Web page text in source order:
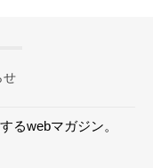
せ
るwebマガジン。